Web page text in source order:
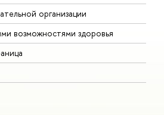
организации
возможностями здоровья